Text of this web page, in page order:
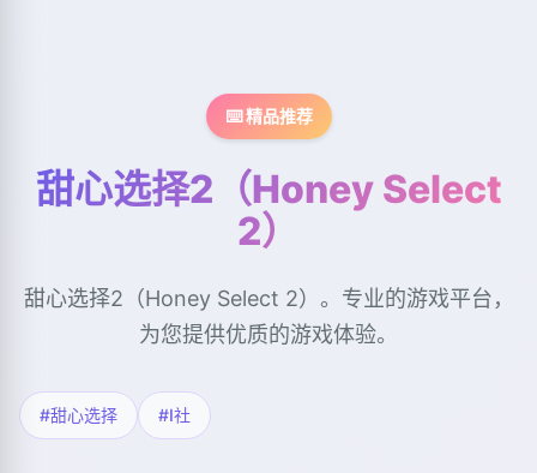
⌨️ 精品推荐
甜心选择2（Honey Select
2）
甜心选择2（Honey Select 2）。专业的游戏平台，
为您提供优质的游戏体验。
#甜心选择 #I社